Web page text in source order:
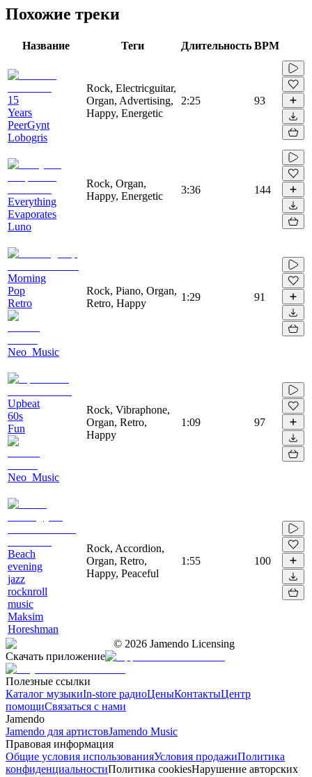
Похожие треки
Название Теги Длительность BPM
15
Years
PeerGynt
Lobogris
Rock, Electricguitar,
Organ, Advertising,
Happy, Energetic
2:25 93
Everything
Evaporates
Luno
Rock, Organ,
Happy, Energetic
3:36 144
Morning
Pop
Retro
Neo_Music
Rock, Piano, Organ,
Retro, Happy
1:29 91
Upbeat
60s
Fun
Neo_Music
Rock, Vibraphone,
Organ, Retro,
Happy
1:09 97
Beach
evening
jazz
rocknroll
music
Maksim
Horeshman
Rock, Accordion,
Organ, Retro,
Happy, Peaceful
1:55 100
© 2026 Jamendo Licensing
Скачать приложение
Полезные ссылки
Каталог музыкиIn-store радиоЦеныКонтактыЦентр
помощиСвязаться с нами
Jamendo
Jamendo для артистовJamendo Music
Правовая информация
Общие условия использованияУсловия продажиПолитика
конфиденциальностиПолитика cookiesНарушение авторских